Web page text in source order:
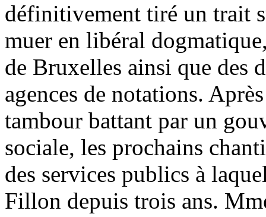
définitivement tiré un trait
muer en libéral
de Bruxelles ainsi que des
agences de notations.
tambour battant par un
sociale, les prochains
des services publics à
Fillon depuis trois ans.